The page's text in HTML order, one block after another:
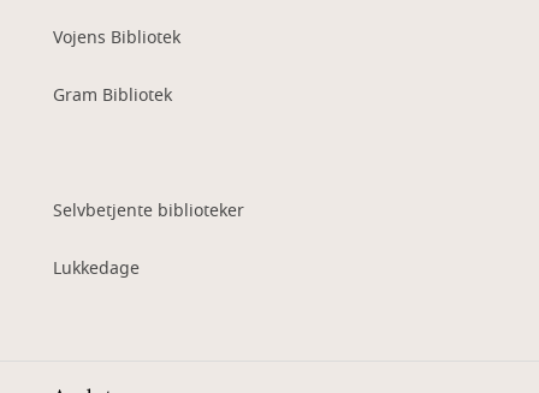
Vojens Bibliotek
Gram Bibliotek
Selvbetjente biblioteker
Lukkedage